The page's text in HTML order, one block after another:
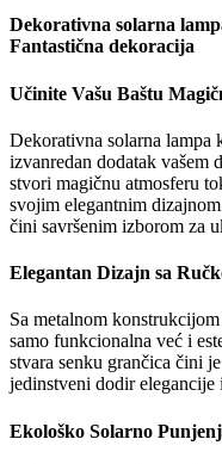
Dekorativna solarna
Fantastična dekoracija
Učinite Vašu Baštu
Dekorativna solarna lampa
izvanredan dodatak vašem
stvori magičnu atmosferu
svojim elegantnim
čini savršenim izborom za
Elegantan Dizajn sa
Sa metalnom
samo funkcionalna već i
stvara senku grančica čini
jedinstveni dodir
Ekološko Solarno